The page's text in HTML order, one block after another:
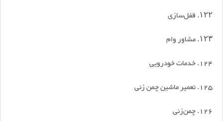
۱۲۲. قفل‌سازی
۱۲۳. مشاور وام
124. خدمات خودرویی
125. تعمیر ماشین چمن زنی
126. چمن‌زنی